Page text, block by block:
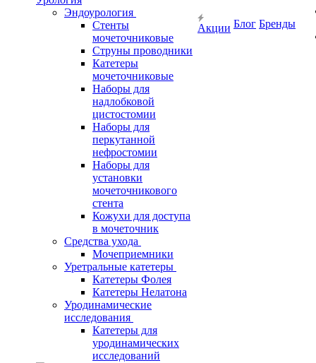
Эндоурология
Стенты
мочеточниковые
Струны проводники
Катетеры
мочеточниковые
Наборы для
надлобковой
цистостомии
Наборы для
перкутанной
нефростомии
Наборы для
установки
мочеточникового
стента
Кожухи для доступа
в мочеточник
Средства ухода
Мочеприемники
Уретральные катетеры
Катетеры Фолея
Катетеры Нелатона
Уродинамические
исследования
Катетеры для
уродинамических
исследований
Акции Блог Бренды